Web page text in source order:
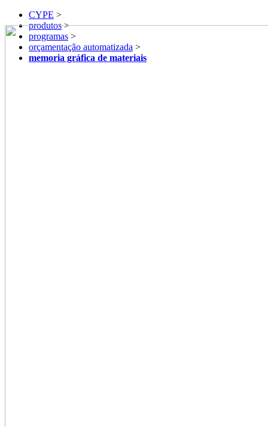
CYPE >
produtos>
programas >
orçamentação automatizada >
memoria gráfica de materiais